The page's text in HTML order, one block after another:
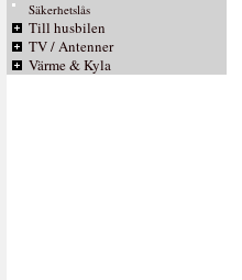
Säkerhetslås
Till husbilen
TV / Antenner
Värme & Kyla